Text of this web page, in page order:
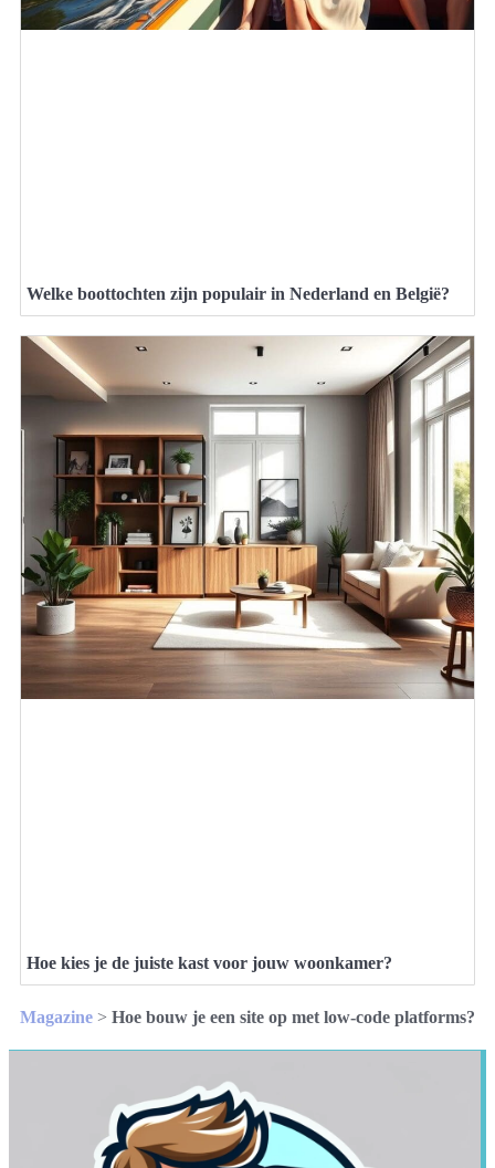
Welke boottochten zijn populair in Nederland en België?
Hoe kies je de juiste kast voor jouw woonkamer?
Magazine > Hoe bouw je een site op met low-code platforms?